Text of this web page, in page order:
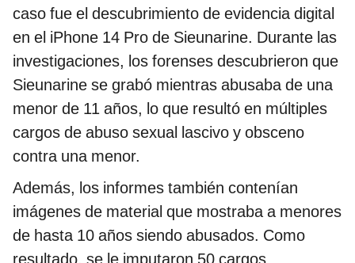
caso fue el descubrimiento de evidencia digital
en el iPhone 14 Pro de Sieunarine. Durante las
investigaciones, los forenses descubrieron que
Sieunarine se grabó mientras abusaba de una
menor de 11 años, lo que resultó en múltiples
cargos de abuso sexual lascivo y obsceno
contra una menor.
Además, los informes también contenían
imágenes de material que mostraba a menores
de hasta 10 años siendo abusados. Como
resultado, se le imputaron 50 cargos